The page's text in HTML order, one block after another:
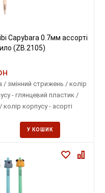
Capybara 0.7мм ассорті
(ZB.2105)
/ змінний стрижень / колір
- глянцевий пластик /
корпусу - асорті
У КОШИК